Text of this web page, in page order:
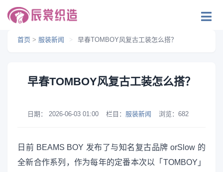
首页 > 服装新闻 > 早春TOMBOY风复古工装怎么搭？
早春TOMBOY风复古工装怎么搭？
日期： 2026-06-03 01:00 栏目： 服装新闻 浏览： 682
日前 BEAMS BOY 发布了与知名复古品牌 orSlow 的
全新合作系列，作为每年的定番本次以「TOMBOY」